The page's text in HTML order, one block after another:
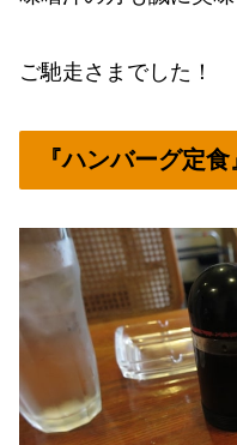
ご馳走さまでした！
『ハンバーグ定